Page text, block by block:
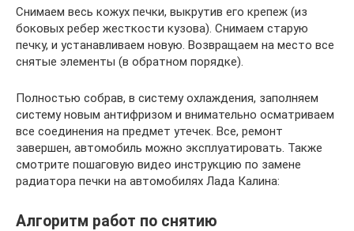
Снимаем весь кожух печки, выкрутив его крепеж (из
боковых ребер жесткости кузова). Снимаем старую
печку, и устанавливаем новую. Возвращаем на место все
снятые элементы (в обратном порядке).
Полностью собрав, в систему охлаждения, заполняем
систему новым антифризом и внимательно осматриваем
все соединения на предмет утечек. Все, ремонт
завершен, автомобиль можно эксплуатировать. Также
смотрите пошаговую видео инструкцию по замене
радиатора печки на автомобилях Лада Калина:
Алгоритм работ по снятию